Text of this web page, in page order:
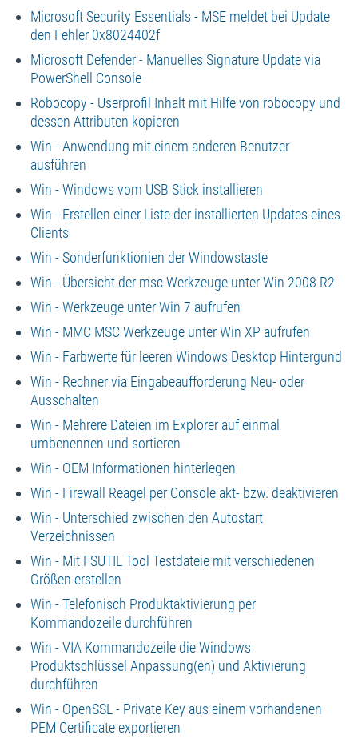
Microsoft Security Essentials - MSE meldet bei Update
den Fehler 0x8024402f
Microsoft Defender - Manuelles Signature Update via
PowerShell Console
Robocopy - Userprofil Inhalt mit Hilfe von robocopy und
dessen Attributen kopieren
Win - Anwendung mit einem anderen Benutzer
ausführen
Win - Windows vom USB Stick installieren
Win - Erstellen einer Liste der installierten Updates eines
Clients
Win - Sonderfunktionien der Windowstaste
Win - Übersicht der msc Werkzeuge unter Win 2008 R2
Win - Werkzeuge unter Win 7 aufrufen
Win - MMC MSC Werkzeuge unter Win XP aufrufen
Win - Farbwerte für leeren Windows Desktop Hintergund
Win - Rechner via Eingabeaufforderung Neu- oder
Ausschalten
Win - Mehrere Dateien im Explorer auf einmal
umbenennen und sortieren
Win - OEM Informationen hinterlegen
Win - Firewall Reagel per Console akt- bzw. deaktivieren
Win - Unterschied zwischen den Autostart
Verzeichnissen
Win - Mit FSUTIL Tool Testdateie mit verschiedenen
Größen erstellen
Win - Telefonisch Produktaktivierung per
Kommandozeile durchführen
Win - VIA Kommandozeile die Windows
Produktschlüssel Anpassung(en) und Aktivierung
durchführen
Win - OpenSSL - Private Key aus einem vorhandenen
PEM Certificate exportieren